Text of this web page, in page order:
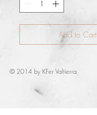
Add to Cart
© 2014 by KFer Valtierra